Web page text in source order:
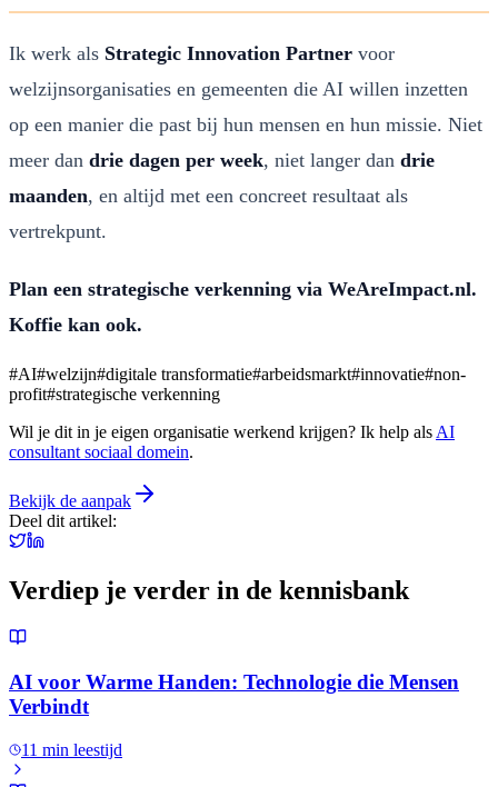
Ik werk als Strategic Innovation Partner voor
welzijnsorganisaties en gemeenten die AI willen inzetten
op een manier die past bij hun mensen en hun missie. Niet
meer dan drie dagen per week, niet langer dan drie
maanden, en altijd met een concreet resultaat als
vertrekpunt.
Plan een strategische verkenning via WeAreImpact.nl.
Koffie kan ook.
#AI#welzijn#digitale transformatie#arbeidsmarkt#innovatie#non-
profit#strategische verkenning
Wil je dit in je eigen organisatie werkend krijgen? Ik help als AI
consultant sociaal domein.
Bekijk de aanpak
Deel dit artikel:
Verdiep je verder in de kennisbank
AI voor Warme Handen: Technologie die Mensen
Verbindt
11 min leestijd